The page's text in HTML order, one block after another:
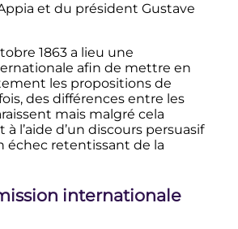
et du président Gustave
1863 a lieu une
afin de mettre en
les propositions de
des différences entre les
mais malgré cela
à l’aide d’un discours persuasif
échec retentissant de la
internationale